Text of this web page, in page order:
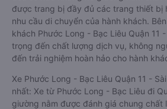
được trang bị đầy đủ các trang thiết bị
nhu cầu di chuyển của hành khách.
khách Phước Long - Bạc Liêu Quận 11
trọng đến chất lượng dịch vụ, không
đến trải nghiệm hoàn hảo cho hành
Xe Phước Long - Bạc Liêu Quận 11 -
nhất: Xe từ Phước Long - Bạc Liêu đi
giường nằm được đánh giá chung chất